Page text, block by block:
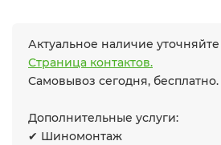
Актуальное наличие
Страница контактов.
Самовывоз сегодня, бесплатно.
Дополнительные услуги:
✔ Шиномонтаж